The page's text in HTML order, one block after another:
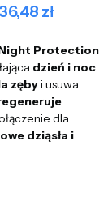
36,48 zł
Protection
dzień i noc.
zębyi usuwa
dla
dziąsła i